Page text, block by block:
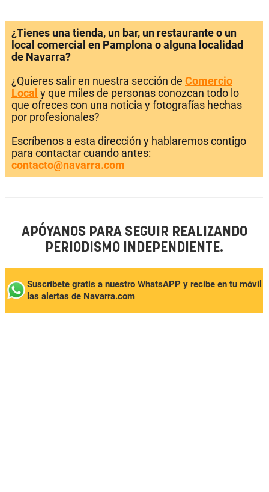
¿Tienes una tienda, un bar, un restaurante o un
local comercial en Pamplona o alguna localidad
de Navarra?
¿Quieres salir en nuestra sección de Comercio
Local y que miles de personas conozcan todo lo
que ofreces con una noticia y fotografías hechas
por profesionales?
Escríbenos a esta dirección y hablaremos contigo
para contactar cuando antes:
contacto@navarra.com
APÓYANOS PARA SEGUIR REALIZANDO
PERIODISMO INDEPENDIENTE.
Suscríbete gratis a nuestro WhatsAPP y recibe en tu móvil
las alertas de Navarra.com